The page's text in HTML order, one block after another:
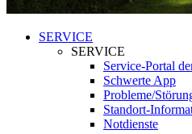
SERVICE
SERVICE
Service-Portal
Schwerte App
Probleme/
Standort-
Notdienste